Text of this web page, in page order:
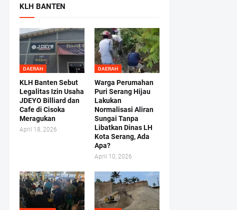
KLH BANTEN
DAERAH
KLH Banten Sebut
Legalitas Izin Usaha
JDEYO Billiard dan
Cafe di Cisoka
Meragukan
April 18, 2026
DAERAH
Warga Perumahan
Puri Serang Hijau
Lakukan
Normalisasi Aliran
Sungai Tanpa
Libatkan Dinas LH
Kota Serang, Ada
Apa?
April 10, 2026